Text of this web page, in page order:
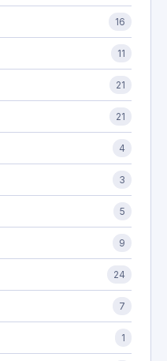
16
11
21
21
4
3
5
9
24
7
1